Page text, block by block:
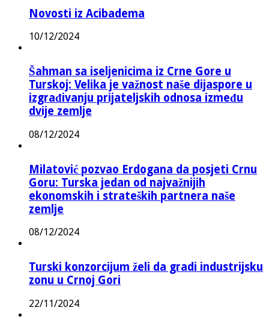
Novosti iz Acibadema
10/12/2024
Šahman sa iseljenicima iz Crne Gore u
Turskoj: Velika je važnost naše dijaspore u
izgrađivanju prijateljskih odnosa između
dvije zemlje
08/12/2024
Milatović pozvao Erdogana da posjeti Crnu
Goru: Turska jedan od najvažnijih
ekonomskih i strateških partnera naše
zemlje
08/12/2024
Turski konzorcijum želi da gradi industrijsku
zonu u Crnoj Gori
22/11/2024